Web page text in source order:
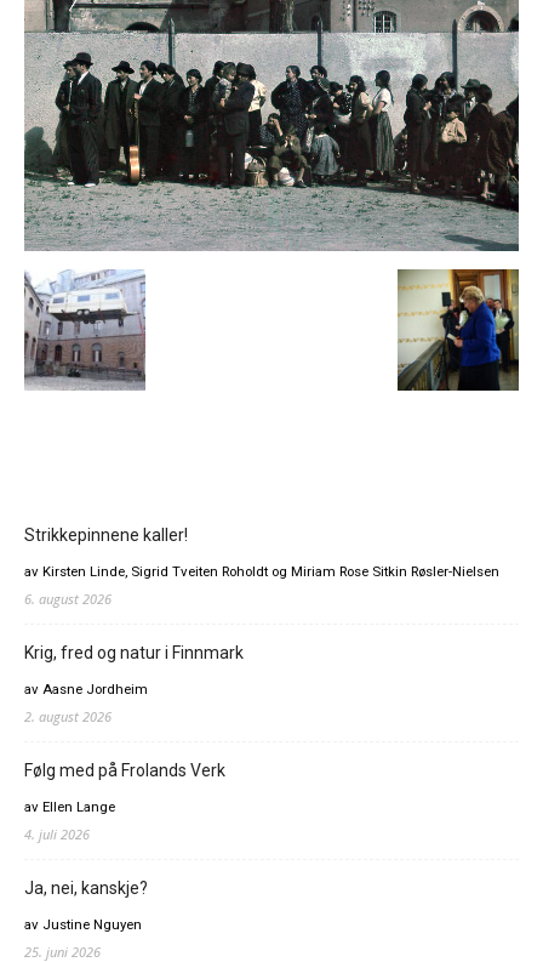
Strikkepinnene kaller!
av Kirsten Linde, Sigrid Tveiten Roholdt og Miriam Rose Sitkin Røsler-Nielsen
6. august 2026
Krig, fred og natur i Finnmark
av Aasne Jordheim
2. august 2026
Følg med på Frolands Verk
av Ellen Lange
4. juli 2026
Ja, nei, kanskje?
av Justine Nguyen
25. juni 2026